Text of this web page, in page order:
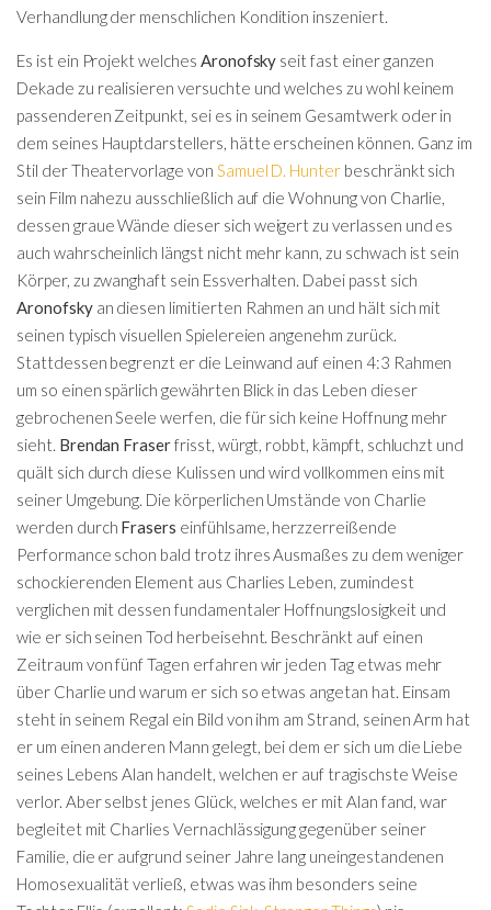
Verhandlung der menschlichen Kondition inszeniert.
Es ist ein Projekt welches Aronofsky seit fast einer ganzen
Dekade zu realisieren versuchte und welches zu wohl keinem
passenderen Zeitpunkt, sei es in seinem Gesamtwerk oder in
dem seines Hauptdarstellers, hätte erscheinen können. Ganz im
Stil der Theatervorlage von Samuel D. Hunter beschränkt sich
sein Film nahezu ausschließlich auf die Wohnung von Charlie,
dessen graue Wände dieser sich weigert zu verlassen und es
auch wahrscheinlich längst nicht mehr kann, zu schwach ist sein
Körper, zu zwanghaft sein Essverhalten. Dabei passt sich
Aronofskyan diesen limitierten Rahmen an und hält sich mit
seinen typisch visuellen Spielereien angenehm zurück.
Stattdessen begrenzt er die Leinwand auf einen 4:3 Rahmen
um so einen spärlich gewährten Blick in das Leben dieser
gebrochenen Seele werfen, die für sich keine Hoffnung mehr
sieht. Brendan Fraserfrisst, würgt, robbt, kämpft, schluchzt und
quält sich durch diese Kulissen und wird vollkommen eins mit
seiner Umgebung. Die körperlichen Umstände von Charlie
werden durch Frasers einfühlsame, herzzerreißende
Performance schon bald trotz ihres Ausmaßes zu dem weniger
schockierenden Element aus Charlies Leben, zumindest
verglichen mit dessen fundamentaler Hoffnungslosigkeit und
wie er sich seinen Tod herbeisehnt. Beschränkt auf einen
Zeitraum von fünf Tagen erfahren wir jeden Tag etwas mehr
über Charlie und warum er sich so etwas angetan hat. Einsam
steht in seinem Regal ein Bild von ihm am Strand, seinen Arm hat
er um einen anderen Mann gelegt, bei dem er sich um die Liebe
seines Lebens Alan handelt, welchen er auf tragischste Weise
verlor. Aber selbst jenes Glück, welches er mit Alan fand, war
begleitet mit Charlies Vernachlässigung gegenüber seiner
Familie, die er aufgrund seiner Jahre lang uneingestandenen
Homosexualität verließ, etwas was ihm besonders seine